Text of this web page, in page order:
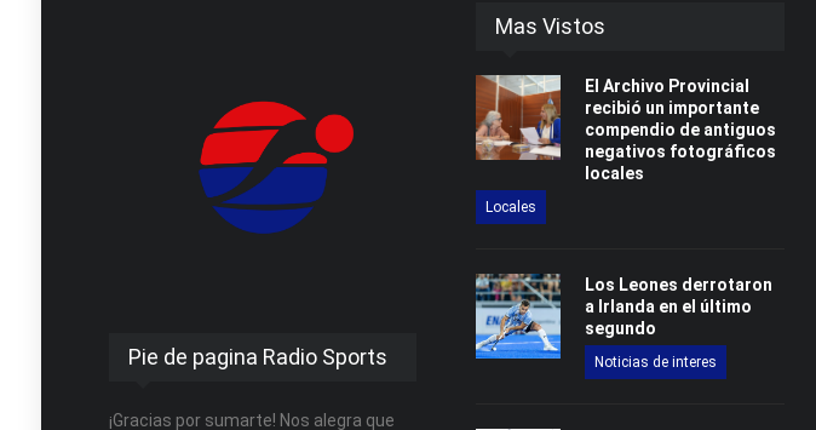
Pie de pagina Radio Sports
¡Gracias por sumarte! Nos alegra que
Mas Vistos
El Archivo Provincial
recibió un importante
compendio de antiguos
negativos fotográficos
locales
Locales
Los Leones derrotaron
a Irlanda en el último
segundo
Noticias de interes